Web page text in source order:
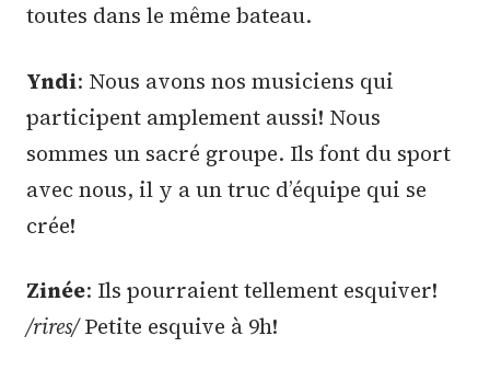
toutes dans le même bateau.
Yndi: Nous avons nos musiciens qui
participent amplement aussi! Nous
sommes un sacré groupe. Ils font du sport
avec nous, il y a un truc d’équipe qui se
crée!
Zinée: Ils pourraient tellement esquiver!
/rires/Petite esquive à 9h!